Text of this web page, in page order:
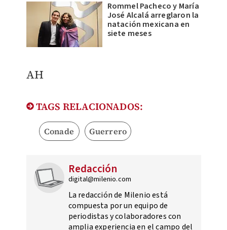
Rommel Pacheco y María
José Alcalá arreglaron la
natación mexicana en
siete meses
AH
TAGS RELACIONADOS:
Conade Guerrero
Redacción
digital@milenio.com
La redacción de Milenio está
compuesta por un equipo de
periodistas y colaboradores con
amplia experiencia en el campo del